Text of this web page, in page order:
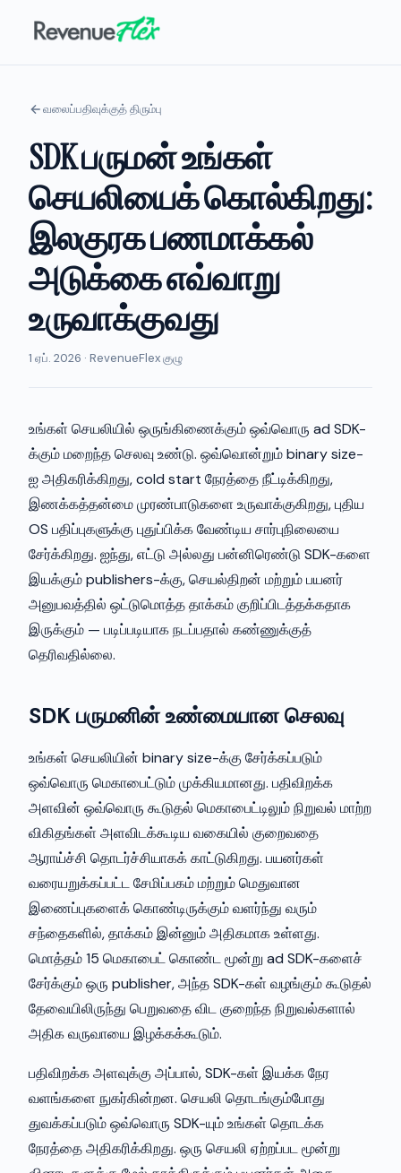
வலைப்பதிவுக்குத் திரும்பு
SDK பருமன் உங்கள்
செயலியைக் கொல்கிறது:
இலகுரக பணமாக்கல்
அடுக்கை எவ்வாறு
உருவாக்குவது
1 ஏப். 2026 · RevenueFlex குழு
உங்கள் செயலியில் ஒருங்கிணைக்கும் ஒவ்வொரு ad SDK-
க்கும் மறைந்த செலவு உண்டு. ஒவ்வொன்றும் binary size-
ஐ அதிகரிக்கிறது, cold start நேரத்தை நீட்டிக்கிறது,
இணக்கத்தன்மை முரண்பாடுகளை உருவாக்குகிறது, புதிய
OS பதிப்புகளுக்கு புதுப்பிக்க வேண்டிய சார்புநிலையை
சேர்க்கிறது. ஐந்து, எட்டு அல்லது பன்னிரெண்டு SDK-களை
இயக்கும் publishers-க்கு, செயல்திறன் மற்றும் பயனர்
அனுபவத்தில் ஒட்டுமொத்த தாக்கம் குறிப்பிடத்தக்கதாக
இருக்கும் — படிப்படியாக நடப்பதால் கண்ணுக்குத்
தெரிவதில்லை.
SDK பருமனின் உண்மையான செலவு
உங்கள் செயலியின் binary size-க்கு சேர்க்கப்படும்
ஒவ்வொரு மெகாபைட்டும் முக்கியமானது. பதிவிறக்க
அளவின் ஒவ்வொரு கூடுதல் மெகாபைட்டிலும் நிறுவல் மாற்ற
விகிதங்கள் அளவிடக்கூடிய வகையில் குறைவதை
ஆராய்ச்சி தொடர்ச்சியாகக் காட்டுகிறது. பயனர்கள்
வரையறுக்கப்பட்ட சேமிப்பகம் மற்றும் மெதுவான
இணைப்புகளைக் கொண்டிருக்கும் வளர்ந்து வரும்
சந்தைகளில், தாக்கம் இன்னும் அதிகமாக உள்ளது.
மொத்தம் 15 மெகாபைட் கொண்ட மூன்று ad SDK-களைச்
சேர்க்கும் ஒரு publisher, அந்த SDK-கள் வழங்கும் கூடுதல்
தேவையிலிருந்து பெறுவதை விட குறைந்த நிறுவல்களால்
அதிக வருவாயை இழக்கக்கூடும்.
பதிவிறக்க அளவுக்கு அப்பால், SDK-கள் இயக்க நேர
வளங்களை நுகர்கின்றன. செயலி தொடங்கும்போது
துவக்கப்படும் ஒவ்வொரு SDK-யும் உங்கள் தொடக்க
நேரத்தை அதிகரிக்கிறது. ஒரு செயலி ஏற்றப்பட மூன்று